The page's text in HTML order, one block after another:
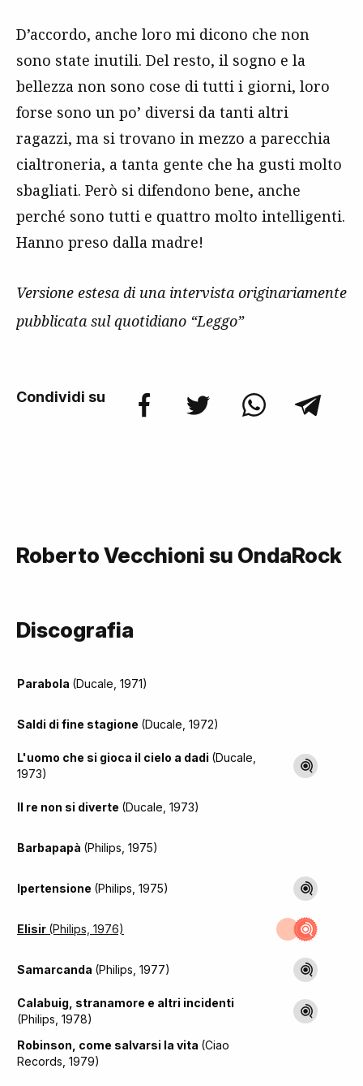
D’accordo, anche loro mi dicono che non
sono state inutili. Del resto, il sogno e la
bellezza non sono cose di tutti i giorni, loro
forse sono un po’ diversi da tanti altri
ragazzi, ma si trovano in mezzo a parecchia
cialtroneria, a tanta gente che ha gusti molto
sbagliati. Però si difendono bene, anche
perché sono tutti e quattro molto intelligenti.
Hanno preso dalla madre!
Versione estesa di una intervista originariamente
pubblicata sul quotidiano “Leggo”
Condividi su
Roberto Vecchioni su OndaRock
Discografia
Parabola (Ducale, 1971)
Saldi di fine stagione (Ducale, 1972)
L'uomo che si gioca il cielo a dadi (Ducale,
1973)
Il re non si diverte (Ducale, 1973)
Barbapapà (Philips, 1975)
Ipertensione (Philips, 1975)
Elisir (Philips, 1976)
Samarcanda (Philips, 1977)
Calabuig, stranamore e altri incidenti
(Philips, 1978)
Robinson, come salvarsi la vita (Ciao
Records, 1979)